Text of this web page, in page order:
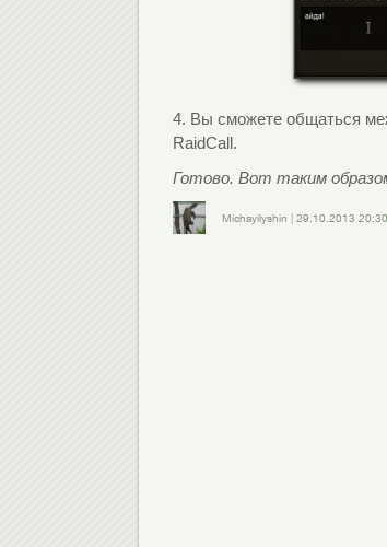
4. Вы сможете общаться
RaidCall.
Готово. Вот таким
Michayilyshin 29.10.2013 20:30